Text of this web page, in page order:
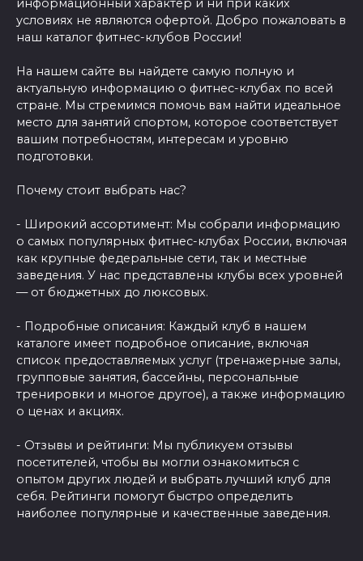
информационный характер и ни при каких
условиях не являются офертой. Добро пожаловать в
наш каталог фитнес-клубов России!
На нашем сайте вы найдете самую полную и
актуальную информацию о фитнес-клубах по всей
стране. Мы стремимся помочь вам найти идеальное
место для занятий спортом, которое соответствует
вашим потребностям, интересам и уровню
подготовки.
Почему стоит выбрать нас?
- Широкий ассортимент: Мы собрали информацию
о самых популярных фитнес-клубах России, включая
как крупные федеральные сети, так и местные
заведения. У нас представлены клубы всех уровней
— от бюджетных до люксовых.
- Подробные описания: Каждый клуб в нашем
каталоге имеет подробное описание, включая
список предоставляемых услуг (тренажерные залы,
групповые занятия, бассейны, персональные
тренировки и многое другое), а также информацию
о ценах и акциях.
- Отзывы и рейтинги: Мы публикуем отзывы
посетителей, чтобы вы могли ознакомиться с
опытом других людей и выбрать лучший клуб для
себя. Рейтинги помогут быстро определить
наиболее популярные и качественные заведения.